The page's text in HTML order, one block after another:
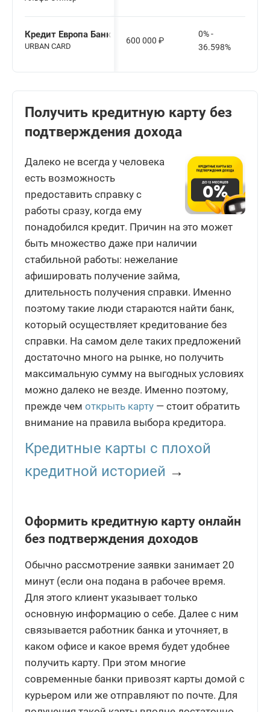
Кредит Европа Банк
URBAN CARD
600 000 ₽
0% -
36.598%
Получить кредитную карту без
подтверждения дохода
Далеко не всегда у человека
есть возможность
предоставить справку с
работы сразу, когда ему
понадобился кредит. Причин на это может
быть множество даже при наличии
стабильной работы: нежелание
афишировать получение займа,
длительность получения справки. Именно
поэтому такие люди стараются найти банк,
который осуществляет кредитование без
справки. На самом деле таких предложений
достаточно много на рынке, но получить
максимальную сумму на выгодных условиях
можно далеко не везде. Именно поэтому,
прежде чем открыть карту — стоит обратить
внимание на правила выбора кредитора.
Кредитные карты с плохой
кредитной историей →
Оформить кредитную карту онлайн
без подтверждения доходов
Обычно рассмотрение заявки занимает 20
минут (если она подана в рабочее время.
Для этого клиент указывает только
основную информацию о себе. Далее с ним
связывается работник банка и уточняет, в
каком офисе и какое время будет удобнее
получить карту. При этом многие
современные банки привозят карты домой с
курьером или же отправляют по почте. Для